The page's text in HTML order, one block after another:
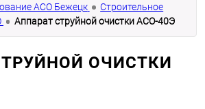
АСО Бежецк
Строительное
Аппарат струйной очистки АСО-40Э
ОЧИСТКИ